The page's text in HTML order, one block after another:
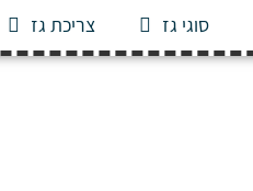
סוגי גז צריכת גז